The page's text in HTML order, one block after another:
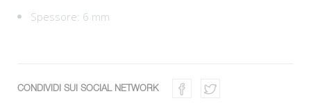
Spessore: 6 mm
CONDIVIDI SUI SOCIAL NETWORK